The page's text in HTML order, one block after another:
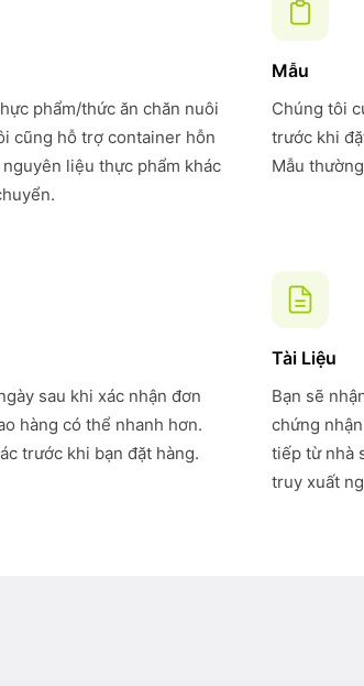
phẩm/thức ăn chăn nuôi
cũng hỗ trợ container hỗn
liệu thực phẩm khác
Mẫu
Chúng tôi
trước khi
Mẫu
sau khi xác nhận đơn
hàng có thể nhanh hơn.
trước khi bạn đặt hàng.
Tài Liệu
Bạn sẽ
chứng
tiếp từ nhà
truy xuất